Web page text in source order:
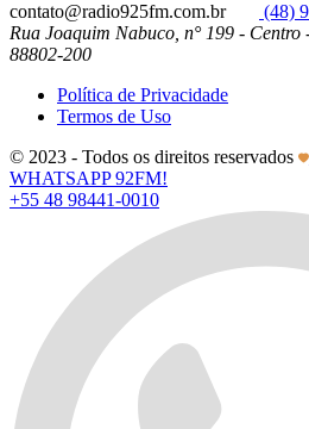
contato@radio925fm.com.br
(48)
Rua Joaquim Nabuco, n° 199 -
88802-200
Política de Privacidade
Termos de Uso
© 2023 - Todos os direitos reservados
WHATSAPP 92FM!
+55 48 98441-0010